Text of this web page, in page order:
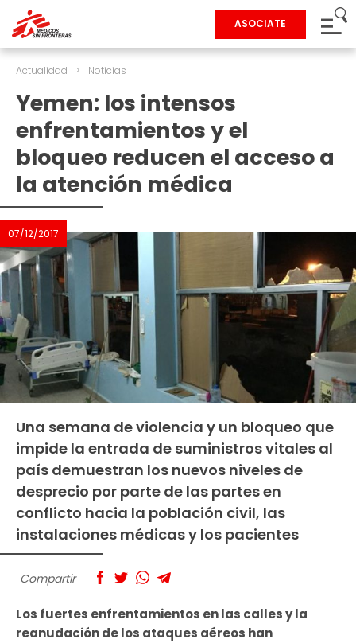
ASOCIATE
Actualidad > Noticias
Yemen: los intensos
enfrentamientos y el
bloqueo reducen el acceso a
la atención médica
07/12/2017
Una semana de violencia y un bloqueo que
impide la entrada de suministros vitales al
país demuestran los nuevos niveles de
desprecio por parte de las partes en
conflicto hacia la población civil, las
instalaciones médicas y los pacientes
Compartir
Los fuertes enfrentamientos en las calles y la
reanudación de los ataques aéreos han